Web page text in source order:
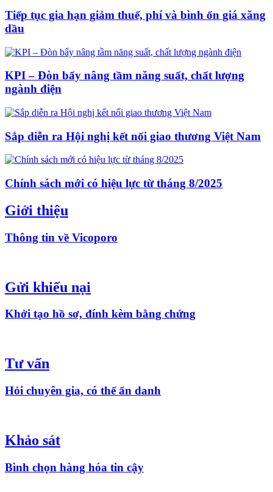
Tiếp tục gia hạn giảm thuế, phí và bình ổn giá xăng
dầu
KPI – Đòn bẩy nâng tầm năng suất, chất lượng
ngành điện
Sắp diễn ra Hội nghị kết nối giao thương Việt Nam
Chính sách mới có hiệu lực từ tháng 8/2025
Giới thiệu
Thông tin về Vicoporo
Gửi khiếu nại
Khởi tạo hồ sơ, đính kèm bằng chứng
Tư vấn
Hỏi chuyên gia, có thể ẩn danh
Khảo sát
Bình chọn hàng hóa tin cậy